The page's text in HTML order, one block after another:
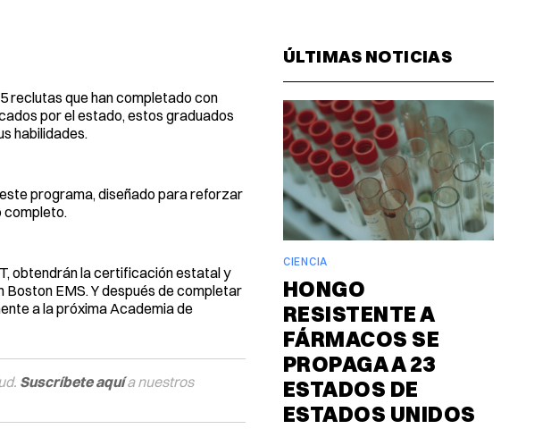
reclutas que han completado con
por el estado, estos graduados
habilidades.
programa, diseñado para reforzar
completo.
obtendrán la certificación estatal y
EMS. Y después de completar
a la próxima Academia de
Suscríbete aquía nuestros
ÚLTIMAS NOTICIAS
CIENCIA
HONGO
RESISTENTE A
FÁRMACOS SE
PROPAGA A 23
ESTADOS DE
ESTADOS UNIDOS